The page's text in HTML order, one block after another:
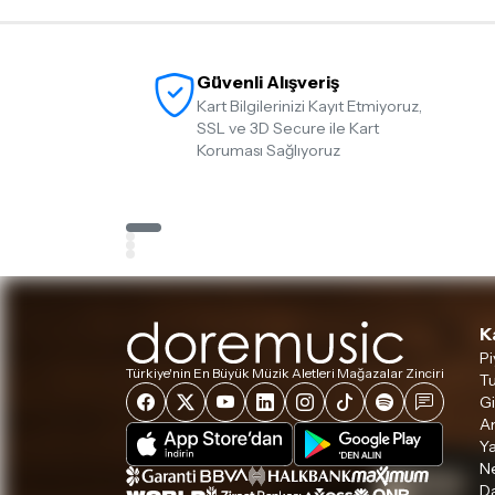
Güvenli Alışveriş
Kart Bilgilerinizi Kayıt Etmiyoruz,
SSL ve 3D Secure ile Kart
Koruması Sağlıyoruz
Türkiye'nin En Büyük Müzik Aletleri Mağazalar Zinciri